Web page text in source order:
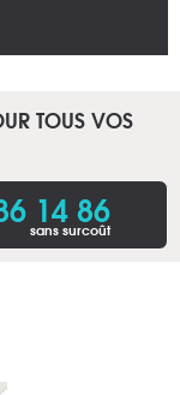
TOUS VOS
14 86
sans surcoût